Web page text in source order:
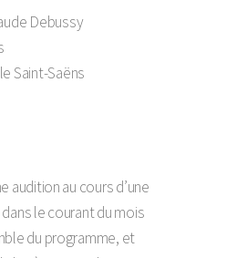
Debussy
Saint-Saëns
audition au cours d’une
le courant du mois
du programme, et